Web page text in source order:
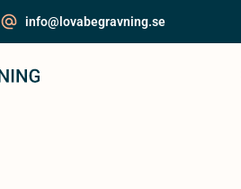
info@lovabegravning.se